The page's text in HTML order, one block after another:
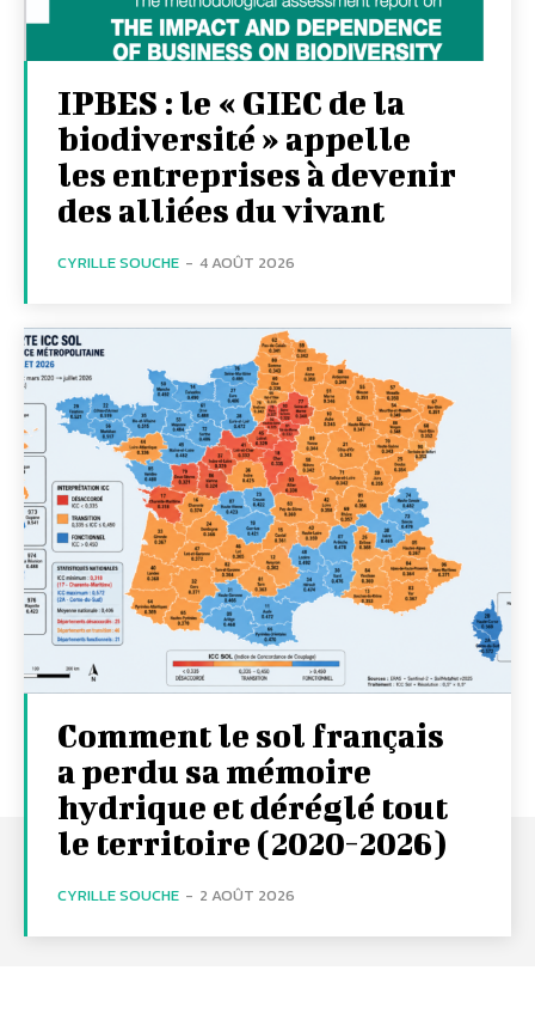
IPBES : le « GIEC de la
biodiversité » appelle
les entreprises à devenir
des alliées du vivant
CYRILLE SOUCHE - 4 AOÛT 2026
Comment le sol français
a perdu sa mémoire
hydrique et déréglé tout
le territoire (2020-2026)
CYRILLE SOUCHE - 2 AOÛT 2026